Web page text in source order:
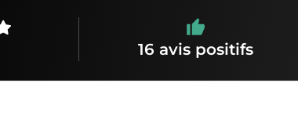
16 avis positifs